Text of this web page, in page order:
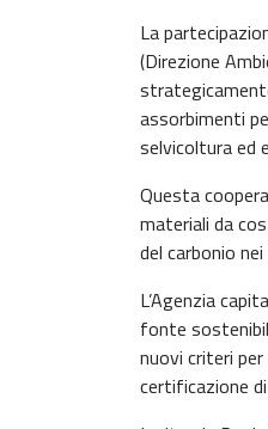
La
(Direzione
assorbimenti
selvicoltura ed
Questa
materiali da
del carbonio
L’Agenzia
fonte
nuovi criteri
certificazione